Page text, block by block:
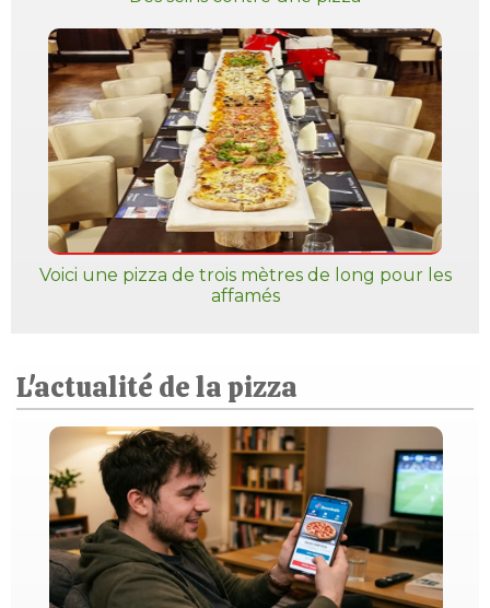
Voici une pizza de trois mètres de long pour les
affamés
L'actualité de la pizza